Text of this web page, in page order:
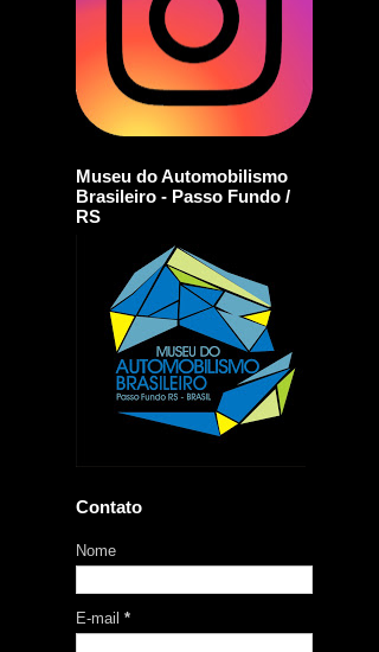
Museu do Automobilismo
Brasileiro - Passo Fundo /
RS
Contato
Nome
E-mail *